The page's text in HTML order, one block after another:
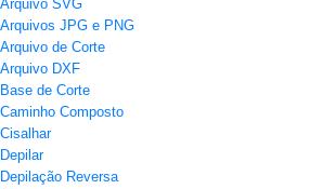
Arquivo SVG
Arquivos JPG e PNG
Arquivo de Corte
Arquivo DXF
Base de Corte
Caminho Composto
Cisalhar
Depilar
Depilação Reversa